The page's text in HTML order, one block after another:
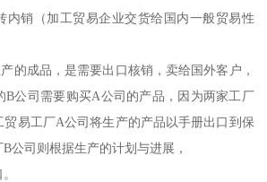
销（加工贸易企业交货给国内一般贸易性
的成品，是需要出口核销，卖给国外客户，
B公司需要购买A公司的产品，因为两家工厂
易工厂A公司将生产的产品以手册出口到保
公司则根据生产的计划与进展，